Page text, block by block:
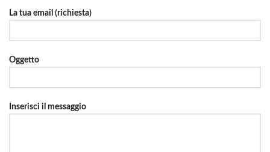
La tua email (richiesta)
Oggetto
Inserisci il messaggio